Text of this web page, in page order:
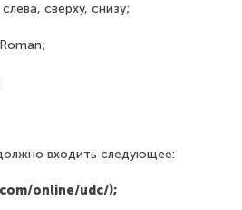
сверху, снизу;
входить следующее:
online/udc/);